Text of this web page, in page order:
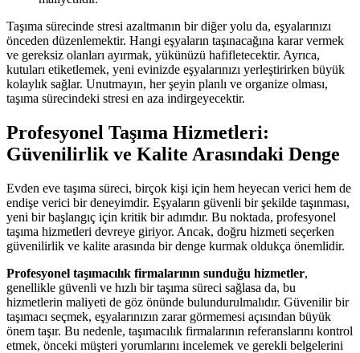
Taşıma sürecinde stresi azaltmanın bir diğer yolu da, eşyalarınızı
önceden düzenlemektir. Hangi eşyaların taşınacağına karar vermek
ve gereksiz olanları ayırmak, yükünüzü hafifletecektir. Ayrıca,
kutuları etiketlemek, yeni evinizde eşyalarınızı yerleştirirken büyük
kolaylık sağlar. Unutmayın, her şeyin planlı ve organize olması,
taşıma sürecindeki stresi en aza indirgeyecektir.
Profesyonel Taşıma Hizmetleri:
Güvenilirlik ve Kalite Arasındaki Denge
Evden eve taşıma süreci, birçok kişi için hem heyecan verici hem de
endişe verici bir deneyimdir. Eşyaların güvenli bir şekilde taşınması,
yeni bir başlangıç için kritik bir adımdır. Bu noktada, profesyonel
taşıma hizmetleri devreye giriyor. Ancak, doğru hizmeti seçerken
güvenilirlik ve kalite arasında bir denge kurmak oldukça önemlidir.
Profesyonel taşımacılık firmalarının sunduğu hizmetler,
genellikle güvenli ve hızlı bir taşıma süreci sağlasa da, bu
hizmetlerin maliyeti de göz önünde bulundurulmalıdır. Güvenilir bir
taşımacı seçmek, eşyalarınızın zarar görmemesi açısından büyük
önem taşır. Bu nedenle, taşımacılık firmalarının referanslarını kontrol
etmek, önceki müşteri yorumlarını incelemek ve gerekli belgelerini